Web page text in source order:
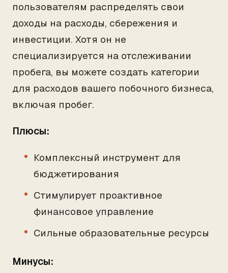
пользователям распределять свои
доходы на расходы, сбережения и
инвестиции. Хотя он не
специализируется на отслеживании
пробега, вы можете создать категории
для расходов вашего побочного бизнеса,
включая пробег.
Плюсы:
Комплексный инструмент для
бюджетирования
Стимулирует проактивное
финансовое управление
Сильные образовательные ресурсы
Минусы: